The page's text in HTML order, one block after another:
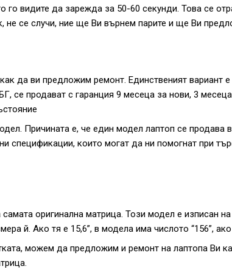
го видите да зарежда за 50-60 секунди. Това се
не се случи, ние ще Ви върнем парите и ще Ви
да ви предложим ремонт. Единственият вариант
се продават с гаранция 9 месеца за нови, 3
Причината е, че един модел лаптоп се продава
спецификации, които могат да ни помогнат при
оригинална матрица. Този модел е изписан
й. Ако тя е 15,6”, в модела има числото “156”,
можем да предложим и ремонт на лаптопа Ви